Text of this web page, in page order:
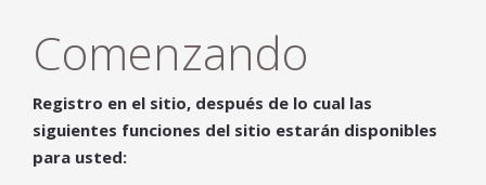
Comenzando
Registro en el sitio, después de lo cual las
siguientes funciones del sitio estarán disponibles
para usted: